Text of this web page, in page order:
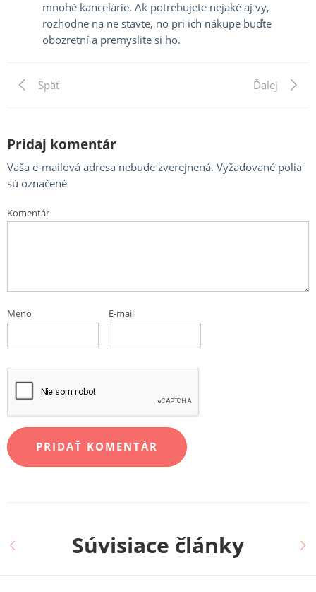
mnohé kancelárie. Ak potrebujete nejaké aj vy,
rozhodne na ne stavte, no pri ich nákupe buďte
obozretní a premyslite si ho.
Navigácia
Previous
Post
Späť Next
Ďalej
Pridaj komentár
Vaša e-mailová adresa nebude zverejnená. Vyžadované polia
sú označené
Komentár
Meno E-mail
Súvisiace články